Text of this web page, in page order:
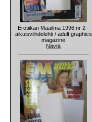
Erotiikan Maailma 1996 nr 2 -
aikuisviihdelehti / adult graphics
magazine
Näytä